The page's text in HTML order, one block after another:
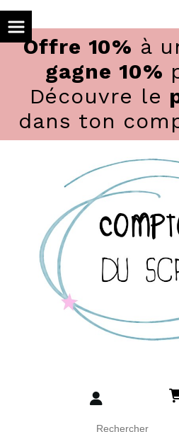
Offre 10% à
gagne 10%
Découvre le
dans ton